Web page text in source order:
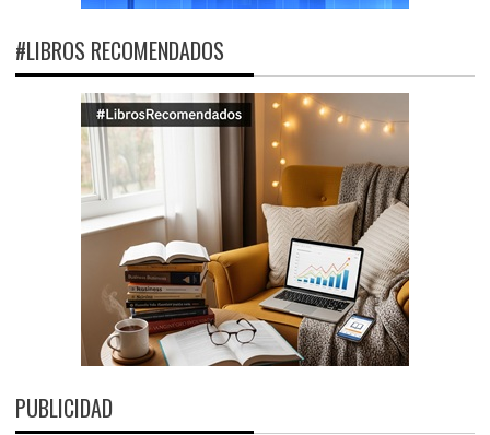
#LIBROS RECOMENDADOS
PUBLICIDAD